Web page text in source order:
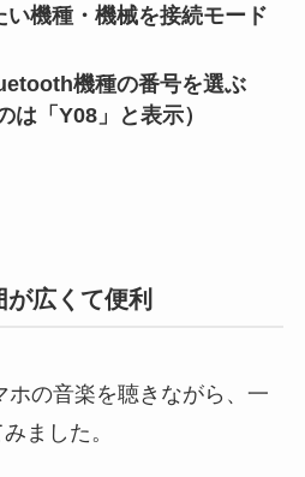
機種・機械を接続モード
機種の番号を選ぶ
は「Y08」と表示）
広くて便利
の音楽を聴きながら、一
ました。